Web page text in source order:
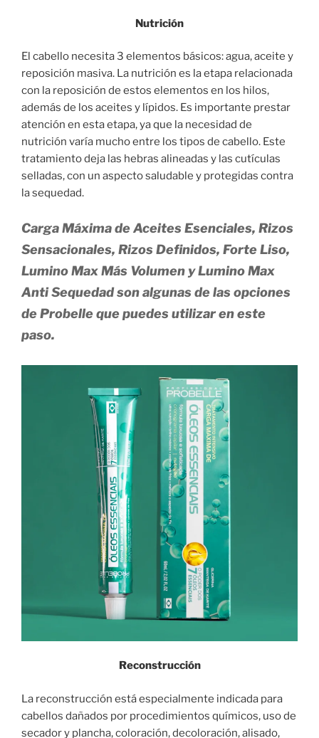
Nutrición
El cabello necesita 3 elementos básicos: agua, aceite y
reposición masiva. La nutrición es la etapa relacionada
con la reposición de estos elementos en los hilos,
además de los aceites y lípidos. Es importante prestar
atención en esta etapa, ya que la necesidad de
nutrición varía mucho entre los tipos de cabello. Este
tratamiento deja las hebras alineadas y las cutículas
selladas, con un aspecto saludable y protegidas contra
la sequedad.
Carga Máxima de Aceites Esenciales, Rizos
Sensacionales, Rizos Definidos, Forte Liso,
Lumino Max Más Volumen y Lumino Max
Anti Sequedad son algunas de las opciones
de Probelle que puedes utilizar en este
paso.
Reconstrucción
La reconstrucción está especialmente indicada para
cabellos dañados por procedimientos químicos, uso de
secador y plancha, coloración, decoloración, alisado,